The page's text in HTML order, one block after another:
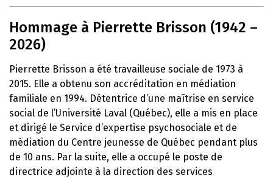
Hommage à Pierrette Brisson (1942 –
2026)
Pierrette Brisson a été travailleuse sociale de 1973 à
2015. Elle a obtenu son accréditation en médiation
familiale en 1994. Détentrice d’une maîtrise en service
social de l’Université Laval (Québec), elle a mis en place
et dirigé le Service d’expertise psychosociale et de
médiation du Centre jeunesse de Québec pendant plus
de 10 ans. Par la suite, elle a occupé le poste de
directrice adjointe à la direction des services